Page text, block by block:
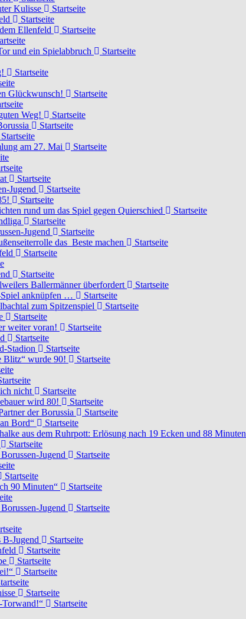
Kulisse
Startseite
Startseite
Ellenfeld
Startseite
und ein Spielabbruch
Startseite
Startseite
Glückwunsch!
Startseite
Weg!
Startseite
Startseite
Startseite
am 27. Mai
Startseite
Startseite
Jugend
Startseite
Startseite
rund um das Spiel gegen Quierschied
Startseite
Startseite
Jugend
Startseite
das Beste machen
Startseite
Startseite
Startseite
Ballermänner überfordert
Startseite
anknüpfen …
Startseite
zum Spitzenspiel
Startseite
Startseite
weiter voran!
Startseite
Startseite
Stadion
Startseite
Blitz“ wurde 90!
Startseite
nicht
Startseite
wird 80!
Startseite
der Borussia
Startseite
Bord“
Startseite
aus dem Ruhrpott: Erlösung nach 19 Ecken und 88 Minuten
Startseite
Jugend
Startseite
Startseite
90 Minuten“
Startseite
Jugend
Startseite
B-Jugend
Startseite
Startseite
Startseite
Startseite
Startseite
Torwand!“
Startseite